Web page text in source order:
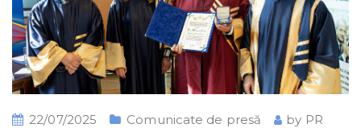
22/07/2025 Comunicate de presă by PR